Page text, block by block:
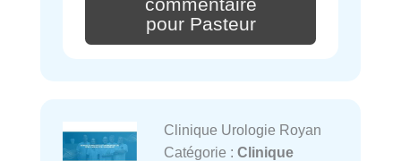
commentaire
pour Pasteur
Clinique Urologie Royan
Catégorie : Clinique